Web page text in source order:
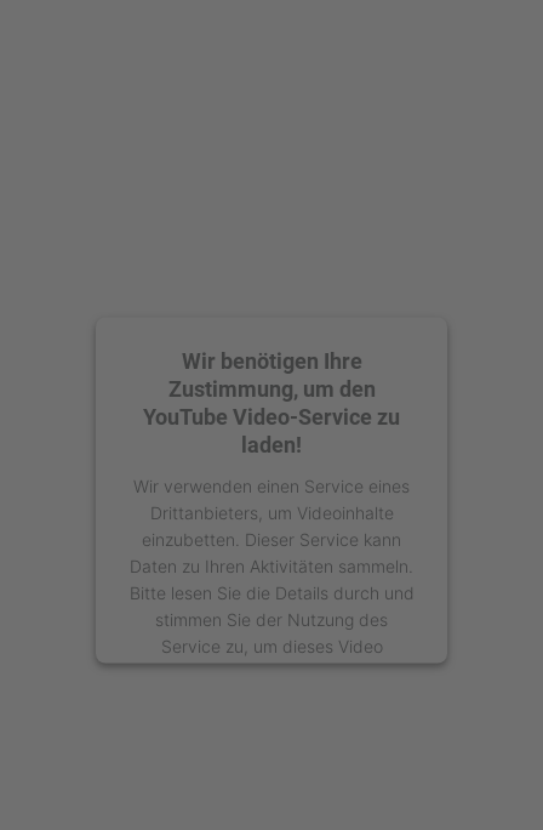
Wir benötigen Ihre
Zustimmung, um den
YouTube Video-Service zu
laden!
Wir verwenden einen Service eines
Drittanbieters, um Videoinhalte
einzubetten. Dieser Service kann
Daten zu Ihren Aktivitäten sammeln.
Bitte lesen Sie die Details durch und
stimmen Sie der Nutzung des
Service zu, um dieses Video
anzusehen.